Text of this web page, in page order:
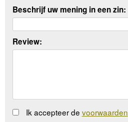
Beschrijf uw mening in een zin:
Review:
Ik accepteer de voorwaarden